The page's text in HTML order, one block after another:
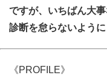
ですが、いちばん大
診断を怠らないように
《PROFILE》